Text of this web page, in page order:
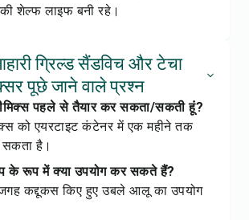
शेल्फ लाइफ बनी रहे।
ग्रिल्ड सैंडविच और टेचा
पूछे जाने वाले प्रश्न
पहले से तैयार कर सकता/सकती हूं?
को एयरटाइट कंटेनर में एक महीने तक
सकता है।
के रूप में क्या उपयोग कर सकते हैं?
कद्दूकस किए हुए उबले आलू का उपयोग